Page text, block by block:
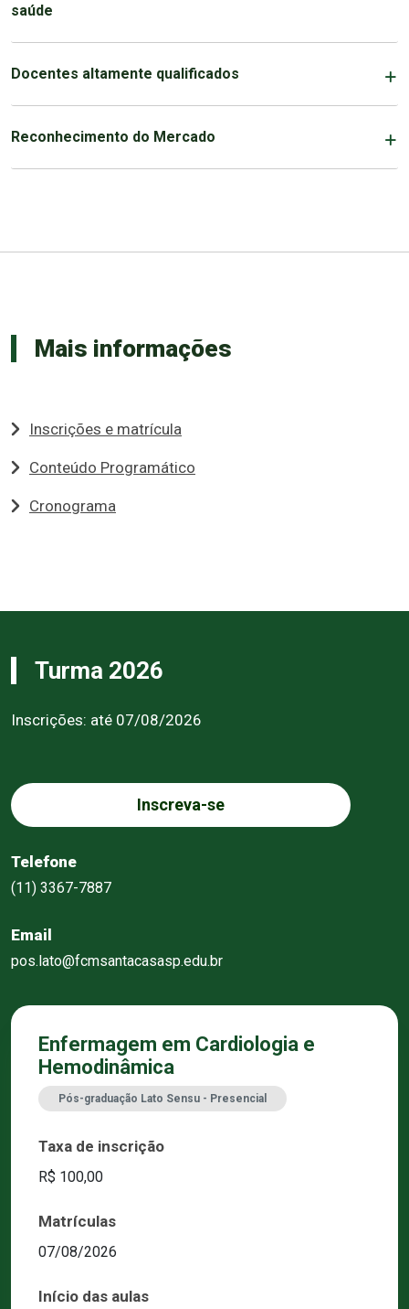
saúde
Docentes altamente qualificados
Reconhecimento do Mercado
Mais informações
Inscrições e matrícula
Conteúdo Programático
Cronograma
Turma 2026
Inscrições: até 07/08/2026
Inscreva-se
Telefone
(11) 3367-7887
Email
pos.lato@fcmsantacasasp.edu.br
Enfermagem em Cardiologia e
Hemodinâmica
Pós-graduação Lato Sensu - Presencial
Taxa de inscrição
R$ 100,00
Matrículas
07/08/2026
Início das aulas